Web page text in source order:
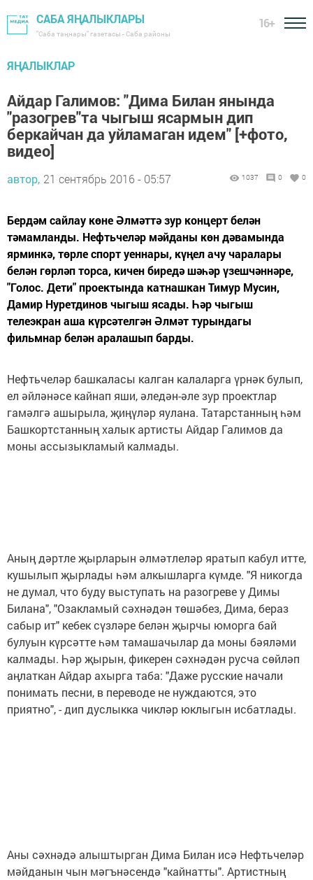
САБА ЯҢАЛЫКЛАРЫ
"Саба таңнары" газетасы - Саба районы
16+
ЯҢАЛЫКЛАР
Айдар Галимов: "Дима Билан янында
"разогрев"та чыгыш ясармын дип
беркайчан да уйламаган идем" [+фото,
видео]
автор, 21 сентябрь 2016 - 05:57 1037 0 0
Бердәм сайлау көне Әлмәттә зур концерт белән
тәмамланды. Нефтьчеләр мәйданы көн дәвамында
ярминкә, төрле спорт уеннары, күңел ачу чаралары
белән гөрләп торса, кичен биредә шәһәр үзешчәннәре,
"Голос. Дети" проектында катнашкан Тимур Мусин,
Дамир Нуретдинов чыгыш ясады. Һәр чыгыш
телеэкран аша күрсәтелгән Әлмәт турындагы
фильмнар белән аралашып барды.
Нефтьчеләр башкаласы калган калаларга үрнәк булып,
ел әйләнәсе кайнап яши, әледән-әле зур проектлар
гамәлгә ашырыла, җиңүләр яулана. Татарстанның һәм
Башкортстанның халык артисты Айдар Галимов да
моны ассызыкламый калмады.
Аның дәртле җырларын әлмәтлеләр яратып кабул итте,
кушылып җырлады һәм алкышларга күмде. "Я никогда
не думал, что буду выступать на разогреве у Димы
Билана", "Озакламый сәхнәдән төшәбез, Дима, бераз
сабыр ит" кебек сүзләре белән җырчы юморга бай
булуын күрсәтте һәм тамашачылар да моны бәяләми
калмады. Һәр җырын, фикерен сәхнәдән русча сөйләп
аңлаткан Айдар ахырга таба: "Даже русские начали
понимать песни, в переводе не нуждаются, это
приятно", - дип дуслыкка чикләр юклыгын исбатлады.
Аны сәхнәдә алыштырган Дима Билан исә Нефтьчеләр
мәйданын чын мәгънәсендә "кайнатты". Артистның